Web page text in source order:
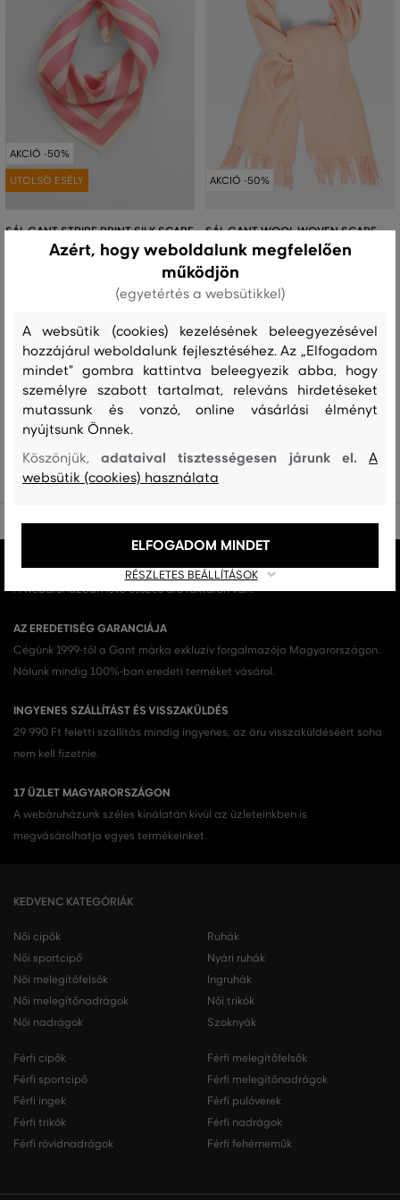
AKCIÓ -50%
UTOLSÓ ESÉLY
SÁL GANT STRIPE PRINT SILK SCARF
32 990 Ft
16 490 Ft
AKCIÓ -50%
SÁL GANT WOOL WOVEN SCARF
38 990 Ft
Elérhető méretek:
Ez még nem minden!
Az összes megnézése Női sálak és kendők (63)
NŐI SÁLAK ÉS KENDŐK (63)
MINDEN RAKTÁRON
A webáruházban lévő összes áru raktáron van.
AZ EREDETISÉG GARANCIÁJA
Cégünk 1999-től a Gant márka exkluzív forgalmazója Magyarországon.
Nálunk mindig 100%-ban eredeti terméket vásárol.
INGYENES SZÁLLÍTÁST ÉS VISSZAKÜLDÉS
29 990 Ft feletti szállítás mindig ingyenes, az áru visszaküldéséért soha
nem kell fizetnie.
17 ÜZLET MAGYARORSZÁGON
A webáruházunk széles kínálatán kívül az üzleteinkben is
megvásárolhatja egyes termékeinket.
KEDVENC KATEGÓRIÁK
Női cipők
Női sportcipő
Női melegítőfelsők
Női melegítőnadrágok
Női nadrágok
Ruhák
Nyári ruhák
Ingruhák
Női trikók
Szoknyák
Férfi cipők
Férfi sportcipő
Férfi ingek
Férfi trikók
Férfi rövidnadrágok
Férfi melegítőfelsők
Férfi melegítőnadrágok
Férfi pulóverek
Férfi nadrágok
Férfi fehérneműk
Azért, hogy weboldalunk megfelelően
működjön
(egyetértés a websütikkel)
A websütik (cookies) kezelésének beleegyezésével
hozzájárul weboldalunk fejlesztéséhez. Az „Elfogadom
mindet" gombra kattintva beleegyezik abba, hogy
személyre szabott tartalmat, releváns hirdetéseket
mutassunk és vonzó, online vásárlási élményt
nyújtsunk Önnek.
Köszönjük,adataival tisztességesen járunk el.A
websütik (cookies) használata
RÉSZLETES BEÁLLÍTÁSOK
ELFOGADOM MINDET